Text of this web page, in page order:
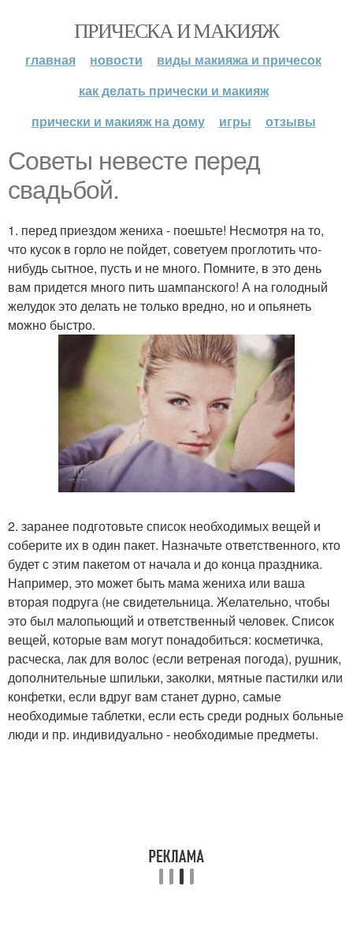
ПРИЧЕСКА И МАКИЯЖ
главная новости
виды макияжа и причесок
как делать прически и макияж
прически и макияж на дому
игры отзывы
Советы невесте перед
свадьбой.
1. перед приездом жениха - поешьте! Несмотря на то,
что кусок в горло не пойдет, советуем проглотить что-
нибудь сытное, пусть и не много. Помните, в это день
вам придется много пить шампанского! А на голодный
желудок это делать не только вредно, но и опьянеть
можно быстро.
2. заранее подготовьте список необходимых вещей и
соберите их в один пакет. Назначьте ответственного, кто
будет с этим пакетом от начала и до конца праздника.
Например, это может быть мама жениха или ваша
вторая подруга (не свидетельница. Желательно, чтобы
это был малопьющий и ответственный человек. Список
вещей, которые вам могут понадобиться: косметичка,
расческа, лак для волос (если ветреная погода), рушник,
дополнительные шпильки, заколки, мятные пастилки или
конфетки, если вдруг вам станет дурно, самые
необходимые таблетки, если есть среди родных больные
люди и пр. индивидуально - необходимые предметы.